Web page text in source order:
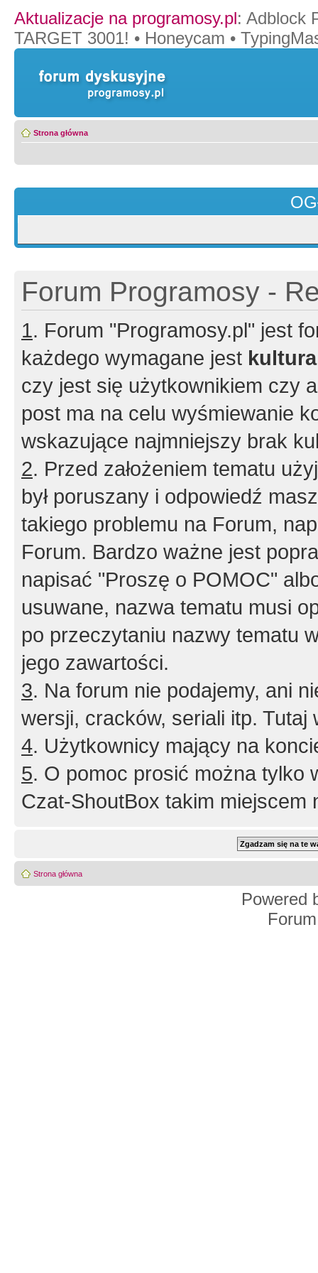
Aktualizacje na programosy.pl: Adblock
TARGET 3001! • Honeycam •
Strona główna
Forum Programosy -
1. Forum "Programosy.pl" jest
każdego wymagane jest
czy jest się użytkownikiem czy
post ma na celu wyśmiewanie
wskazujące najmniejszy brak
2. Przed założeniem tematu
był poruszany i odpowiedź
takiego problemu na Forum,
Forum. Bardzo ważne jest
napisać "Proszę o POMOC"
usuwane, nazwa tematu musi
po przeczytaniu nazwy tematu
jego zawartości.
3. Na forum nie podajemy, ani
wersji, cracków, seriali itp. Tutaj
4. Użytkownicy mający na
5. O pomoc prosić można tylko
Czat-ShoutBox takim miejscem
Strona główna
Powered